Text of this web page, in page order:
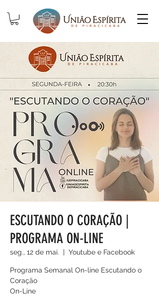
ESCUTANDO O CORAÇÃO |
PROGRAMA ON-LINE
seg., 12 de mai.
  |
Youtube e Facebook
Programa Semanal On-line Escutando o
Coração
On-Line